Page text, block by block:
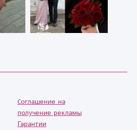
Cоглашение на
получение рекламы
Гарантии